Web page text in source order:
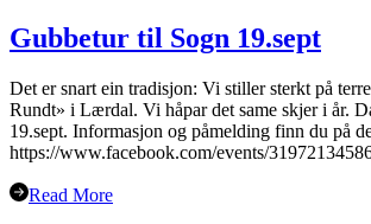
Gubbetur til Sogn 19.sept
Det er snart ein tradisjon: Vi stiller sterkt på
Rundt» i Lærdal. Vi håpar det same skjer i år.
19.sept. Informasjon og påmelding finn du på
https://www.facebook.com/events/
Read More